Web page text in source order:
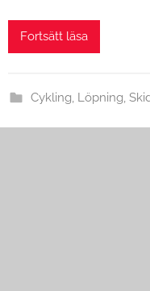
Fortsätt läsa
Cykling Löpning